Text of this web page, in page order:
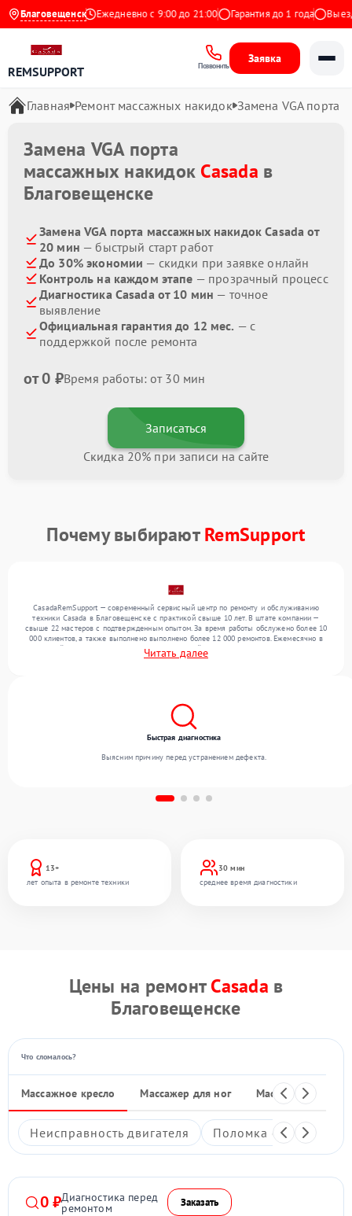
Благовещенск
4.9 на Яндекс Ежедневно с 9:00 до 21:00 Гарантия до 1 года Выезд
REMSUPPORT Позвонить
Заявка
Главная Ремонт массажных накидок Замена VGA порта
Замена VGA порта
массажных накидок Casada в
Благовещенске
Замена VGA порта массажных накидок Casada от
20 мин — быстрый старт работ
До 30% экономии — скидки при заявке онлайн
Контроль на каждом этапе — прозрачный процесс
Диагностика Casada от 10 мин — точное
выявление
Официальная гарантия до 12 мес. — с
поддержкой после ремонта
от 0 ₽Время работы: от 30 мин
Записаться
Скидка 20% при записи на сайте
Почему выбираютRemSupport
CasadaRemSupport — современный сервисный центр по ремонту и обслуживанию
техники Casada в Благовещенске с практикой свыше 10 лет. В штате компании —
свыше 22 мастеров с подтвержденным опытом. За время работы обслужено более 10
000 клиентов, а также выполнено выполнено более 12 000 ремонтов. Ежемесячно в
сервисный центр поступает более 300 обращений, включая , , . Мы беремся за задачи
любой сложности и поддерживаем высокий стандарт качества благодаря
Читать далее
13+
лет опыта в ремонте техники
30 мин
среднее время диагностики
Быстрая диагностика
Выясним причину перед устранением дефекта.
Цены на ремонтCasada в
Благовещенске
Что сломалось?
Массажное кресло Массажер для ног Массажные
Неисправность двигателя Поломка системы
0 ₽Диагностика перед
ремонтом Заказать